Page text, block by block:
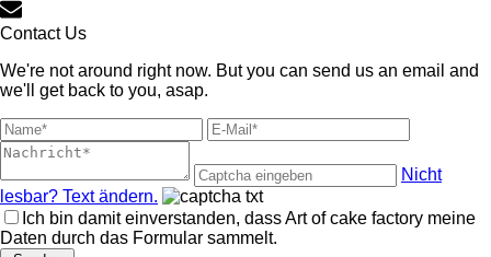
Contact Us
We're not around right now. But you can send us an email and
we'll get back to you, asap.
Nicht
lesbar? Text ändern.
Ich bin damit einverstanden, dass Art of cake factory meine
Daten durch das Formular sammelt.